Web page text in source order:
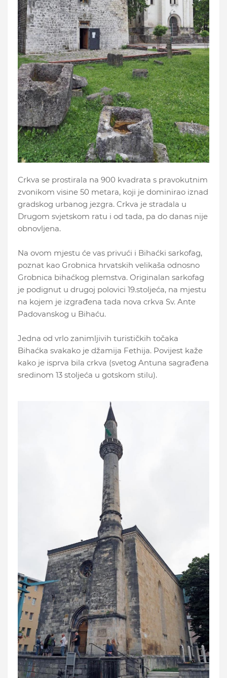
Crkva se prostirala na 900 kvadrata s pravokutnim
zvonikom visine 50 metara, koji je dominirao iznad
gradskog urbanog jezgra. Crkva je stradala u
Drugom svjetskom ratu i od tada, pa do danas nije
obnovljena.
Na ovom mjestu će vas privući i Bihaćki sarkofag,
poznat kao Grobnica hrvatskih velikaša odnosno
Grobnica bihaćkog plemstva. Originalan sarkofag
je podignut u drugoj polovici 19.stoljeća, na mjestu
na kojem je izgrađena tada nova crkva Sv. Ante
Padovanskog u Bihaću.
Jedna od vrlo zanimljivih turističkih točaka
Bihaćka svakako je džamija Fethija. Povijest kaže
kako je isprva bila crkva (svetog Antuna sagrađena
sredinom 13 stoljeća u gotskom stilu).